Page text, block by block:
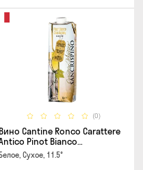
(0)
Вино Cantine Ronco Carattere
Pinot Bianco
Rubicone IGT 1л
Белое, Сухое, 11.5°